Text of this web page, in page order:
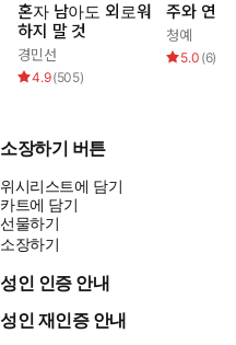
혼자 남아도 외로워
하지 말 것
경민선
4.9(505)
주와 연
청예
5.0 (6)
소장하기 버튼
위시리스트에 담기
카트에 담기
선물하기
소장하기
성인 인증 안내
성인 재인증 안내